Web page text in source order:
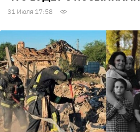
31 Июля 17:58